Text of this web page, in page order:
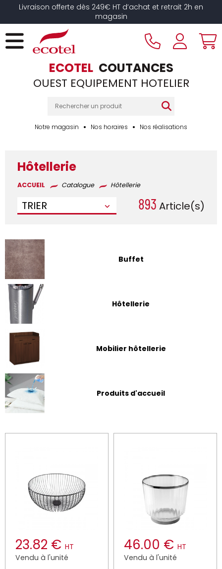
Livraison offerte dès 249€ HT d’achat et retrait 2h en
magasin
ECOTEL COUTANCES
OUEST EQUIPEMENT HOTELIER
Notre magasin Nos horaires Nos réalisations
Hôtellerie
ACCUEIL Catalogue Hôtellerie
TRIER 893 Article(s)
Buffet
Hôtellerie
Mobilier hôtellerie
Produits d'accueil
23.82 € HT
Vendu à l'unité
46.00 € HT
Vendu à l'unité
Panneau de gestion des cookies